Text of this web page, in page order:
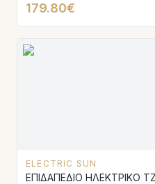
179.80€
ELECTRIC SUN
ΕΠΙΔΑΠΕΔΙΟ ΗΛΕΚΤΡΙΚΟ